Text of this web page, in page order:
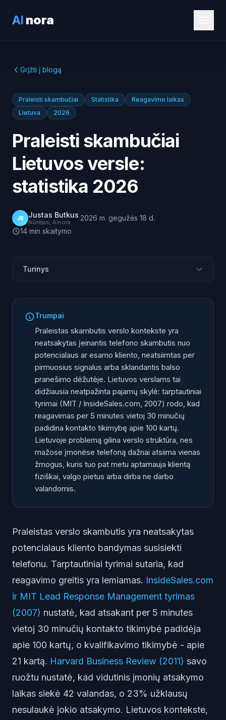
AI nora
Grįžti į blogą
Praleisti skambučiai Statistika
Reagavimo laikas
Lietuva
2026
Praleisti skambučiai
Lietuvos versle:
statistika 2026
JB Justas Butkus
Įkūrėjas, Ainora ·2026 m. gegužės 18 d.·
14 min skaitymo
Turinys
Koks yra Lietuvos verslo kontekstas (Statistikos
departamento duomenys)?
Ką nustatė Harvard Business Review 5 minučių
taisyklės tyrimas?
Ką parodė MIT / InsideSales lead response tyrimas?
Kaip Lietuva atrodo ES kontekste pagal
skaitmenizacijos duomenis?
Kiek skambinančiųjų palieka balso pranešimą ar
paskambina vėl?
Kodėl reagavimo greitis veikia klientų pasitenkinimą?
Kaip greitai realiai atsako vidutinis verslas (Drift)?
Kiek kainuoja praleisti skambučiai tipiniam Lietuvos
verslui?
Kurie tyrimai sutampa, o kurie skiriasi?
Kaip Lietuvos verslas gali uždaryti reagavimo spragą
Dažnai užduodami klausimai
Trumpai
Praleistas skambutis verslo kontekste yra
neatsakytas įeinantis telefono skambutis nuo
potencialaus ar esamo kliento, neatsiimtas per
pirmuosius signalus arba sklandantis balso
pranešimo dėžutėje. Lietuvos verslams tai
didžiausia neatpažinta pajamų skylė: tarptautiniai
tyrimai (MIT / InsideSales.com, 2007) rodo, kad
reagavimas per 5 minutes vietoj 30 minučių
padidina kontakto tikimybę apie 100 kartų.
Lietuvoje problemą gilina verslo struktūra, nes
mažose įmonėse telefoną dažnai atsiima vienas
žmogus, kuris tuo pat metu aptarnauja klientą
fiziškai, valgo pietus arba dirba ne darbo
valandomis.
Praleistas verslo skambutis yra neatsakytas
potencialaus kliento bandymas susisiekti
telefonu. Tarptautiniai tyrimai sutaria, kad
reagavimo greitis yra lemiamas. InsideSales.com
ir MIT Lead Response Management tyrimas
(2007) nustatė, kad atsakant per 5 minutes
vietoj 30 minučių kontakto tikimybė padidėja
apie 100 kartų, o kvalifikavimo tikimybė - apie
21 kartą. Harvard Business Review (2011) savo
ruožtu nustatė, kad vidutinis įmonių atsakymo
laikas siekė 42 valandas, o 23% užklausų
nesulaukė jokio atsakymo. Lietuvos kontekste,